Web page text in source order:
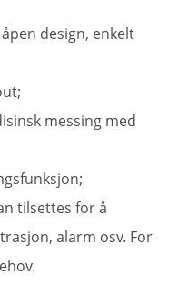
design, enkelt
messing med
tilsettes for å
alarm osv. For